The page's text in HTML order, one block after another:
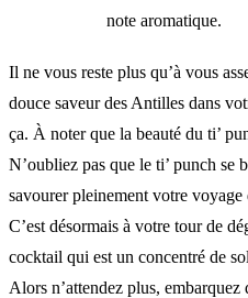
note aromatique.
Il ne vous reste plus qu’à vous
douce saveur des Antilles dans
ça. À noter que la beauté du ti’
N’oubliez pas que le ti’ punch se
savourer pleinement votre voyage
C’est désormais à votre tour de
cocktail qui est un concentré de
Alors n’attendez plus,